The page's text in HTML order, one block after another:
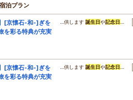
泊プラン
[京懐石-和-]ぎを
を彩る特典が充実
…供します誕生日や記念日 …
[京懐石-和-]ぎを
を彩る特典が充実
…供します誕生日や記念日 …